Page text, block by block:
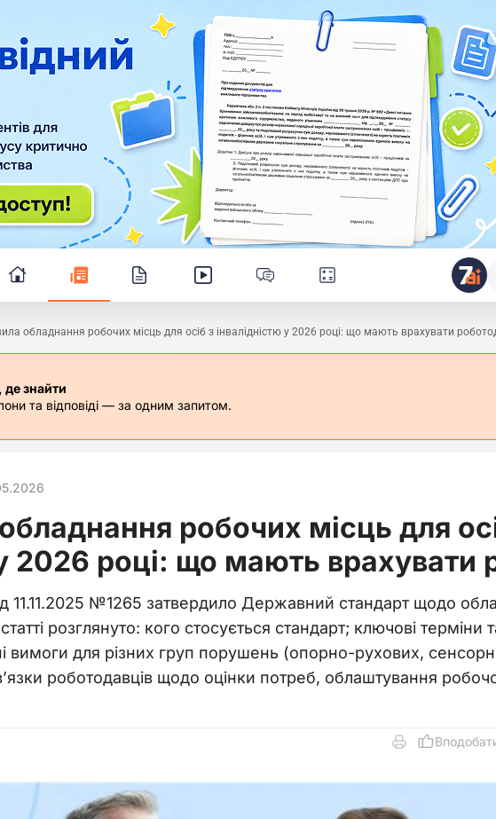
обладнання робочих місць для осіб з інвалідністю у 2026 році: що мають врахувати
де знайти
та відповіді — за одним запитом.
робочих місць для
2026 році: що мають врахувати
11.11.2025 №1265 затвердило Державний стандарт щодо
розглянуто: кого стосується стандарт; ключові терміни
вимоги для різних груп порушень (опорно-рухових,
роботодавців щодо оцінки потреб, облаштування